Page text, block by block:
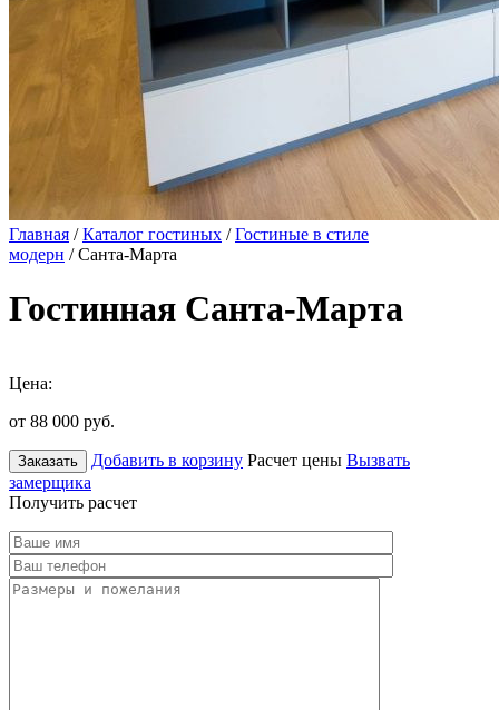
Главная /Каталог гостиных /Гостиные в стиле
модерн / Санта-Марта
Гостинная Санта-Марта
Цена:
от 88 000 руб.
Заказать Добавить в корзину Расчет цены Вызвать
замерщика
Получить расчет